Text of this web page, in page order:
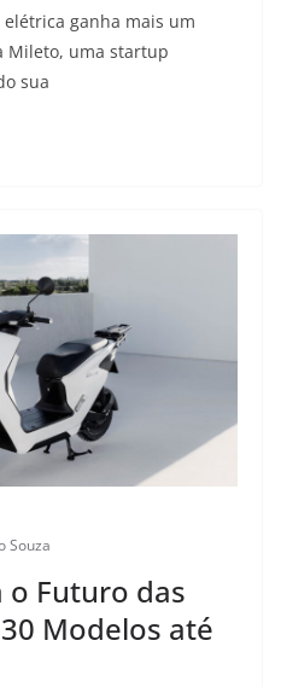
ganha mais um
Mileto, uma startup
sua
Souza
o Futuro das
Modelos até